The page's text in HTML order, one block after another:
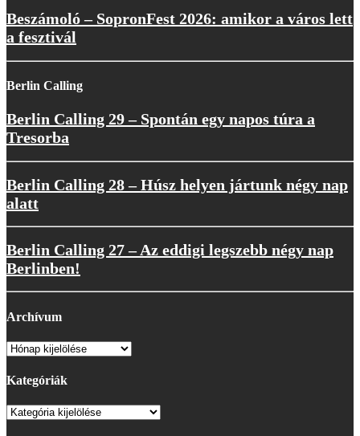
Beszámoló – SopronFest 2026: amikor a város lett
a fesztivál
Berlin Calling
Berlin Calling 29 – Spontán egy napos túra a
Tresorba
Berlin Calling 28 – Húsz helyen jártunk négy nap
alatt
Berlin Calling 27 – Az eddigi legszebb négy nap
Berlinben!
Archívum
Archívum
Kategóriák
Kategóriák